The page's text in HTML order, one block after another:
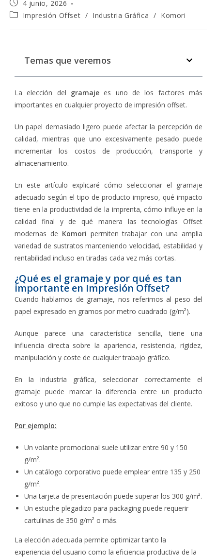
4 junio, 2026
Impresión Offset / Industria Gráfica / Komori
Temas que veremos
La elección del gramaje es uno de los factores más
importantes en cualquier proyecto de impresión offset.
Un papel demasiado ligero puede afectar la percepción de
calidad, mientras que uno excesivamente pesado puede
incrementar los costos de producción, transporte y
almacenamiento.
En este artículo explicaré cómo seleccionar el gramaje
adecuado según el tipo de producto impreso, qué impacto
tiene en la productividad de la imprenta, cómo influye en la
calidad final y de qué manera las tecnologías Offset
modernas de Komori permiten trabajar con una amplia
variedad de sustratos manteniendo velocidad, estabilidad y
rentabilidad incluso en tiradas cada vez más cortas.
¿Qué es el gramaje y por qué es tan
importante en Impresión Offset?
Cuando hablamos de gramaje, nos referimos al peso del
papel expresado en gramos por metro cuadrado (g/m²).
Aunque parece una característica sencilla, tiene una
influencia directa sobre la apariencia, resistencia, rigidez,
manipulación y coste de cualquier trabajo gráfico.
En la industria gráfica, seleccionar correctamente el
gramaje puede marcar la diferencia entre un producto
exitoso y uno que no cumple las expectativas del cliente.
Por ejemplo:
Un volante promocional suele utilizar entre 90 y 150
g/m².
Un catálogo corporativo puede emplear entre 135 y 250
g/m².
Una tarjeta de presentación puede superar los 300 g/m².
Un estuche plegadizo para packaging puede requerir
cartulinas de 350 g/m² o más.
La elección adecuada permite optimizar tanto la
experiencia del usuario como la eficiencia productiva de la